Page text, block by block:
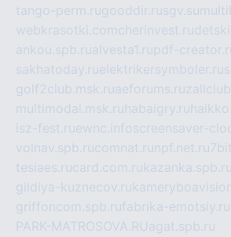
tango-perm.rugooddir.rusgv.su
webkrasotki.comcherinvest.ru
ankou.spb.rualvesta1.rupdf-
sakhatoday.ruelektrikersymboler.ru
golf2club.msk.ruaeforums.ru
multimodal.msk.ru habaigry.ru
isz-fest.ruewnc.infoscreensaver-
volnav.spb.rucomnat.ru npf.net.ru
tesiaes.rucard.com.rukazanka.spb.ru
gildiya-kuznecov.ru
griffoncom.spb.rufabrika-emotsiy.ru
PARK-MATROSOVA.RUagat.spb.ru